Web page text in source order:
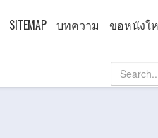
SITEMAP บทความ ขอหนังใ